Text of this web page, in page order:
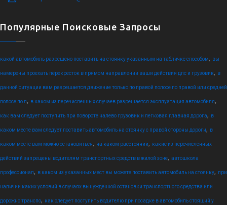
Популярные Поисковые Запросы
какой автомобиль разрешено поставить на стоянку указанным на табличке способом, вы
намерены проехать перекресток в прямом направлении ваши действия дпс и грузовик, в
данной ситуации вам разрешается движение только по правой полосе по правой или средней
полосе по л, в каком из перечисленных случаев разрешается эксплуатация автомобиля,
как вам следует поступить при повороте налево грузовик и легковая главная дорога, в
каком месте вам следует поставить автомобиль на стоянку с правой стороны дороги, в
каком месте вам можно остановиться, на каком расстоянии, какие из перечисленных
действий запрещены водителям транспортных средств в жилой зоне, автошкола
профессионал, в каком из указанных мест вы можете поставить автомобиль на стоянку, при
наличии каких условий в случаях вынужденной остановки транспортного средства или
дорожно транспо, как следует поступить водителю при посадке в автомобиль стоящий у